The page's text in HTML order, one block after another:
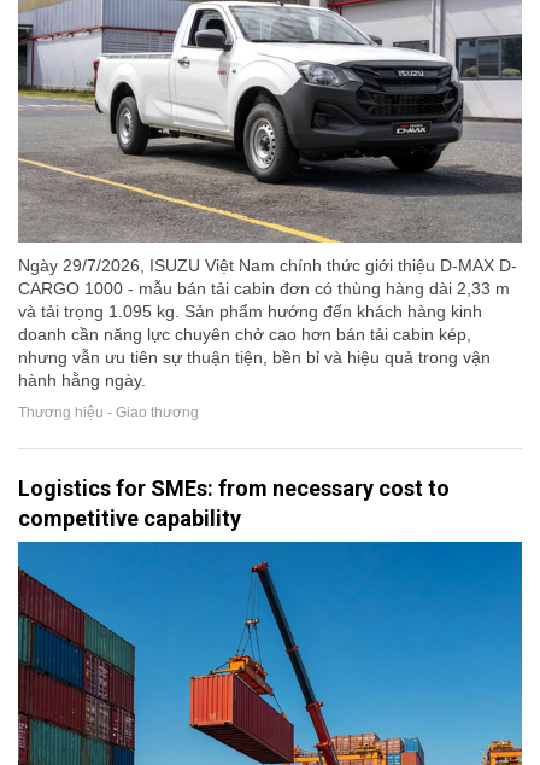
Ngày 29/7/2026, ISUZU Việt Nam chính thức giới thiệu D-MAX D-
CARGO 1000 - mẫu bán tải cabin đơn có thùng hàng dài 2,33 m
và tải trọng 1.095 kg. Sản phẩm hướng đến khách hàng kinh
doanh cần năng lực chuyên chở cao hơn bán tải cabin kép,
nhưng vẫn ưu tiên sự thuận tiện, bền bỉ và hiệu quả trong vận
hành hằng ngày.
Thương hiệu - Giao thương
Logistics for SMEs: from necessary cost to
competitive capability